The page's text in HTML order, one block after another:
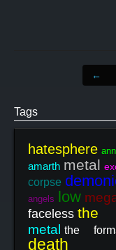
←
Tags
hatesphere
amarth metal
corpse
angels low
faceless the
metal the
death